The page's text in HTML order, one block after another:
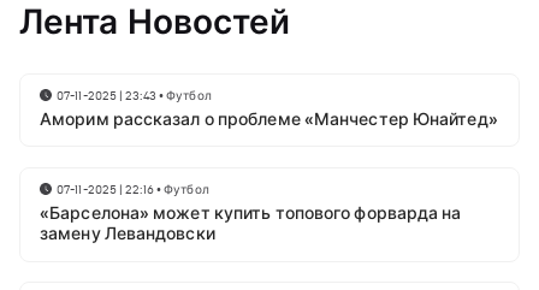
Лента Новостей
07-11-2025 | 23:43 •Футбол
Аморим рассказал о проблеме «Манчестер Юнайтед»
07-11-2025 | 22:16•Футбол
«Барселона» может купить топового форварда на
замену Левандовски